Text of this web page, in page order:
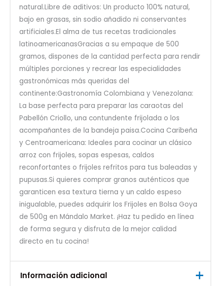
natural.Libre de aditivos: Un producto 100% natural,
bajo en grasas, sin sodio añadido ni conservantes
artificiales.El alma de tus recetas tradicionales
latinoamericanasGracias a su empaque de 500
gramos, dispones de la cantidad perfecta para rendir
múltiples porciones y recrear las especialidades
gastronómicas más queridas del
continente:Gastronomía Colombiana y Venezolana:
La base perfecta para preparar las caraotas del
Pabellón Criollo, una contundente frijolada o los
acompañantes de la bandeja paisa.Cocina Caribeña
y Centroamericana: Ideales para cocinar un clásico
arroz con frijoles, sopas espesas, caldos
reconfortantes o frijoles refritos para tus baleadas y
pupusas.Si quieres comprar granos auténticos que
garanticen esa textura tierna y un caldo espeso
inigualable, puedes adquirir los Frijoles en Bolsa Goya
de 500g en Mándalo Market. ¡Haz tu pedido en línea
de forma segura y disfruta de la mejor calidad
directo en tu cocina!
Información adicional